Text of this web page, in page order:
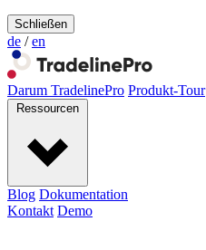
Schließen
de / en
Darum TradelinePro Produkt-Tour
Ressourcen
Blog Dokumentation
Kontakt Demo